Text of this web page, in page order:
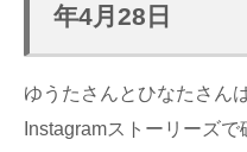
年4月28日
ゆうたさんとひなたさん
Instagramストーリーズ